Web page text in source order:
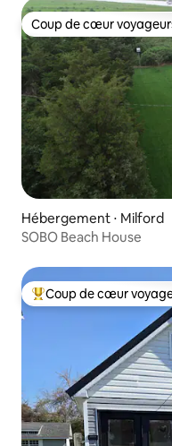
Coup de cœur
Coup de cœur
Hébergement ⋅ Milford
SOBO Beach House
Coups de cœur
Coup de cœur